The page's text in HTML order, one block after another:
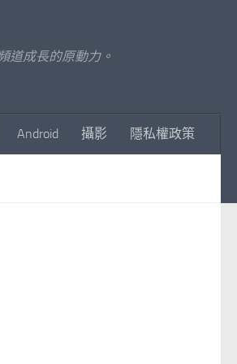
道成長的原動力。
Android 攝影 隱私權政策